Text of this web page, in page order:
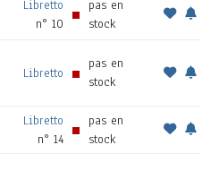
Libretto
n° 10
pas en
stock
Libretto
pas en
stock
Libretto
n° 14
pas en
stock